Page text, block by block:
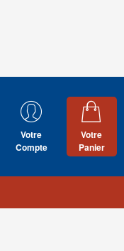
Votre
Compte
Votre
Panier